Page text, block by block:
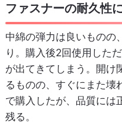
ファスナーの耐久性
中綿の弾力は良いものの
り。購入後2回使用した
が出てきてしまう。開け
るものの、すぐにまた壊
で購入したが、品質には
残る。